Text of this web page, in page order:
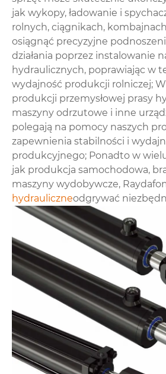
jak wykopy, ładowanie i
rolnych, ciągnikach,
osiągnąć precyzyjne
działania poprzez instalowanie
hydraulicznych, poprawiając w
wydajność produkcji rolniczej;
produkcji przemysłowej prasy
maszyny odrzutowe i inne
polegają na pomocy naszych
zapewnienia stabilności i
produkcyjnego; Ponadto w
jak produkcja samochodowa,
maszyny wydobywcze,
hydrauliczneodgrywać